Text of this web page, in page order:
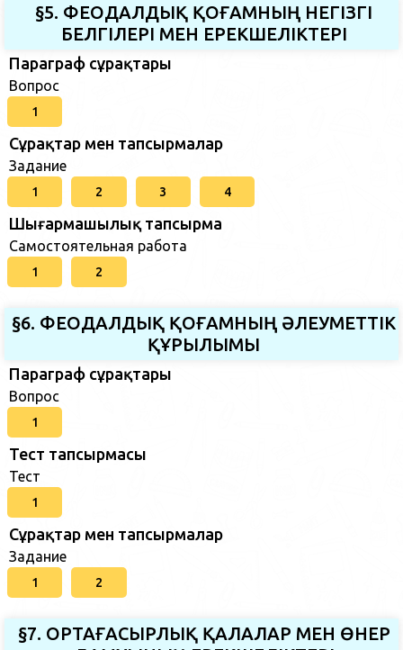
§5. ФЕОДАЛДЫҚ ҚОҒАМНЫҢ НЕГІЗГІ
БЕЛГІЛЕРІ МЕН ЕРЕКШЕЛIКТЕРI
Параграф сұрақтары
Вопрос
1
Сұрақтар мен тапсырмалар
Задание
1 2 3 4
Шығармашылық тапсырма
Самостоятельная работа
1 2
§6. ФЕОДАЛДЫҚ ҚОҒАМНЫҢ ӘЛЕУМЕТТІК
ҚҰРЫЛЫМЫ
Параграф сұрақтары
Вопрос
1
Тест тапсырмасы
Тест
1
Сұрақтар мен тапсырмалар
Задание
1 2
§7. ОРТАҒАСЫРЛЫҚ ҚАЛАЛАР МЕН ӨНЕР